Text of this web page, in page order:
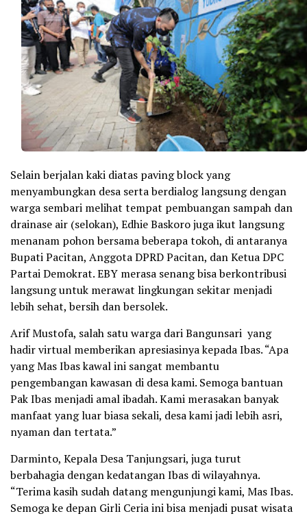
Selain berjalan kaki diatas paving block yang
menyambungkan desa serta berdialog langsung dengan
warga sembari melihat tempat pembuangan sampah dan
drainase air (selokan), Edhie Baskoro juga ikut langsung
menanam pohon bersama beberapa tokoh, di antaranya
Bupati Pacitan, Anggota DPRD Pacitan, dan Ketua DPC
Partai Demokrat. EBY merasa senang bisa berkontribusi
langsung untuk merawat lingkungan sekitar menjadi
lebih sehat, bersih dan bersolek.
Arif Mustofa, salah satu warga dari Bangunsari yang
hadir virtual memberikan apresiasinya kepada Ibas. “Apa
yang Mas Ibas kawal ini sangat membantu
pengembangan kawasan di desa kami. Semoga bantuan
Pak Ibas menjadi amal ibadah. Kami merasakan banyak
manfaat yang luar biasa sekali, desa kami jadi lebih asri,
nyaman dan tertata.”
Darminto, Kepala Desa Tanjungsari, juga turut
berbahagia dengan kedatangan Ibas di wilayahnya.
“Terima kasih sudah datang mengunjungi kami, Mas Ibas.
Semoga ke depan Girli Ceria ini bisa menjadi pusat wisata